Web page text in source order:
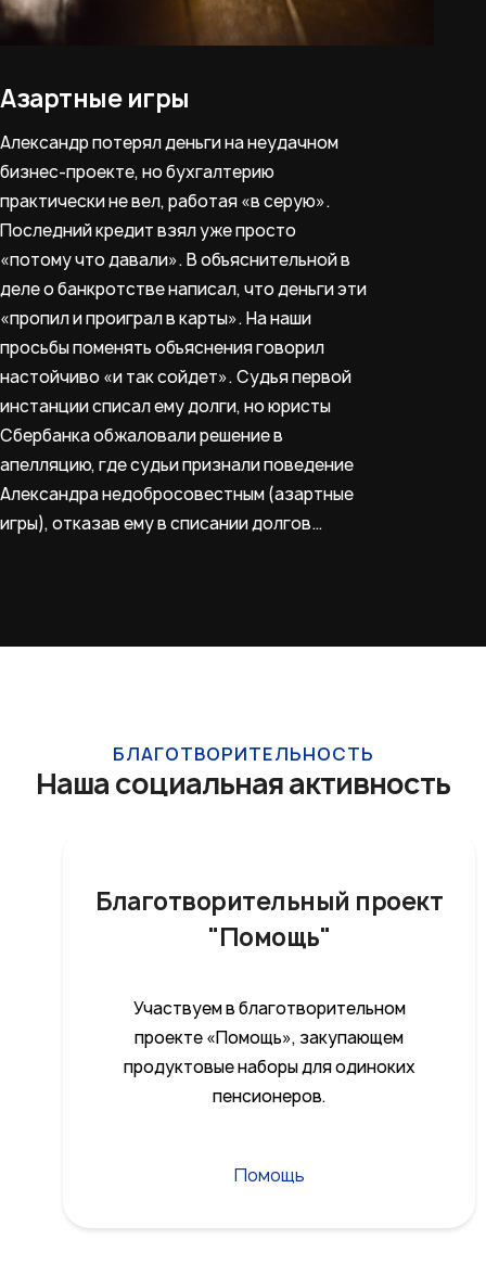
Азартные игры
Александр потерял деньги на неудачном
бизнес-проекте, но бухгалтерию
практически не вел, работая «в серую».
Последний кредит взял уже просто
«потому что давали». В объяснительной в
деле о банкротстве написал, что деньги эти
«пропил и проиграл в карты». На наши
просьбы поменять объяснения говорил
настойчиво «и так сойдет». Судья первой
инстанции списал ему долги, но юристы
Сбербанка обжаловали решение в
апелляцию, где судьи признали поведение
Александра недобросовестным (азартные
игры), отказав ему в списании долгов…
БЛАГОТВОРИТЕЛЬНОСТЬ
Наша социальная активность
Благотворительный проект
"Помощь"
Участвуем в благотворительном
проекте «Помощь», закупающем
продуктовые наборы для одиноких
пенсионеров.
Помощь